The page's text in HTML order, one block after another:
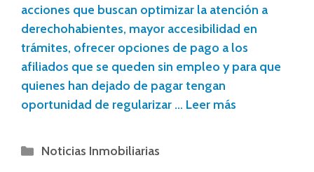
acciones que buscan optimizar la atención a
derechohabientes, mayor accesibilidad en
trámites, ofrecer opciones de pago a los
afiliados que se queden sin empleo y para que
quienes han dejado de pagar tengan
oportunidad de regularizar … Leer más
Noticias Inmobiliarias